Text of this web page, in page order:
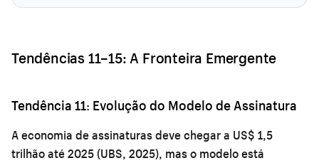
Tendências 11–15: A Fronteira Emergente
Tendência 11: Evolução do Modelo de Assinatura
A economia de assinaturas deve chegar a US$ 1,5
trilhão até 2025 (UBS, 2025), mas o modelo está